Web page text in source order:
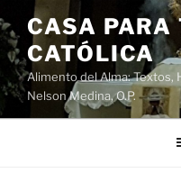
Saltar
al
contenido
CASA PARA
CATÓLICA
Alimento del Alma: Textos,
Nelson Medina, O.P.